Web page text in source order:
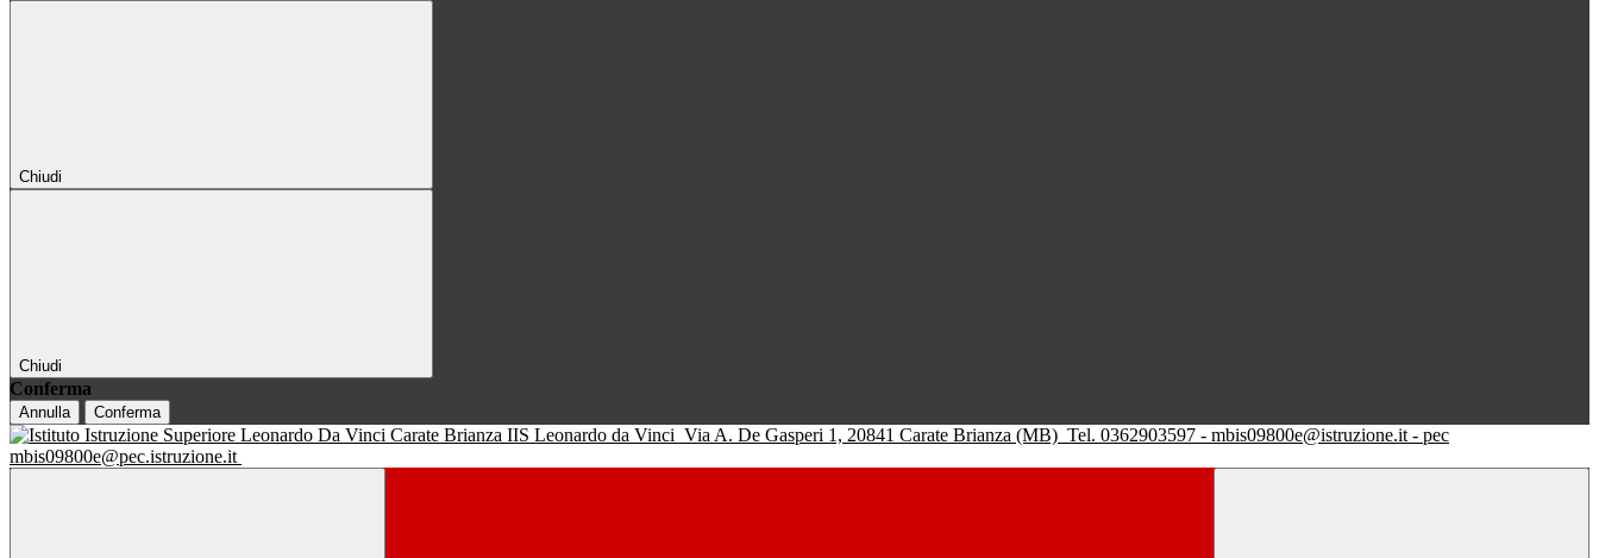
Chiudi
Chiudi
Conferma
Annulla Conferma
IIS Leonardo da Vinci Via A. De Gasperi 1, 20841 Carate Brianza (MB) Tel. 0362903597 - mbis09800e@istruzione.it - pec
mbis09800e@pec.istruzione.it